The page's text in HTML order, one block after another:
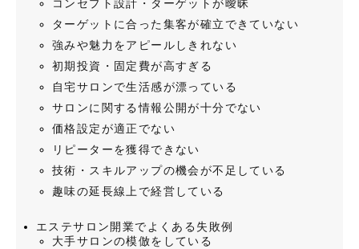
コンセプト設計・ターゲットが曖昧
ターゲットに合った集客が確立できていない
強みや魅力をアピールしきれない
初期投資・固定費が高すぎる
自宅サロンで生活感が漂っている
サロンに関する情報公開が十分でない
価格設定が適正でない
リピーターを獲得できない
技術・スキルアップの機会が不足している
趣味の延長線上で経営している
エステサロン開業でよくある失敗例
大手サロンの模倣をしている